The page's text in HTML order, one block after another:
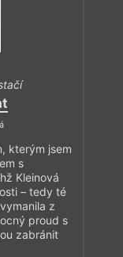
kterým jsem
s
Kleinová
– tedy té
z
proud s
zabránit